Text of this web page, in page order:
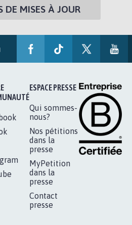
DE MISES À JOUR
ESPACE PRESSE
Qui sommes-
nous?
Nos pétitions
dans la
presse
MyPetition
dans la
presse
Contact
presse